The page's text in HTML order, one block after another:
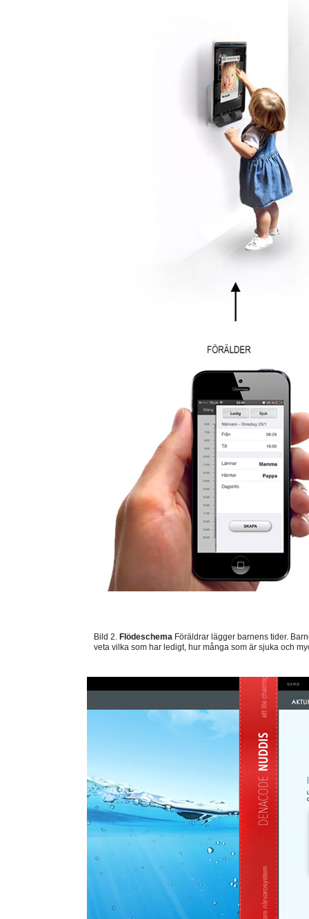
Bild 2. FlödeschemaFöräldrar lägger barnens tider.
veta vilka som har ledigt, hur många som är sjuka och